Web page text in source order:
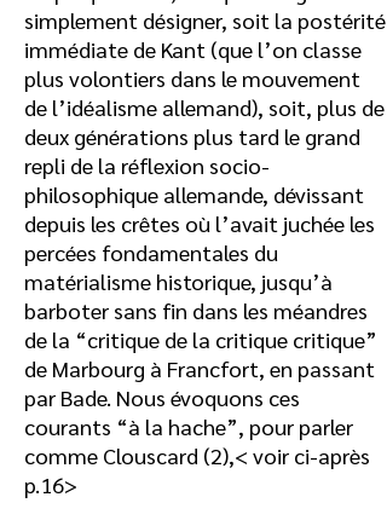
simplement désigner, soit la postérité
immédiate de Kant (que l’on classe
plus volontiers dans le mouvement
de l’idéalisme allemand), soit, plus de
deux générations plus tard le grand
repli de la réflexion socio-
philosophique allemande, dévissant
depuis les crêtes où l’avait juchée les
percées fondamentales du
matérialisme historique, jusqu’à
barboter sans fin dans les méandres
de la “critique de la critique critique”
de Marbourg à Francfort, en passant
par Bade. Nous évoquons ces
courants “à la hache”, pour parler
comme Clouscard (2),< voir ci-après
p.16>